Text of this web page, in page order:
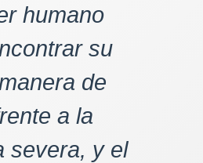
humano
su
de
a la
severa, y el